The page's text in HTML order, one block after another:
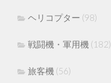
ヘリコプター (98)
戦闘機・軍用機 (182)
旅客機 (56)